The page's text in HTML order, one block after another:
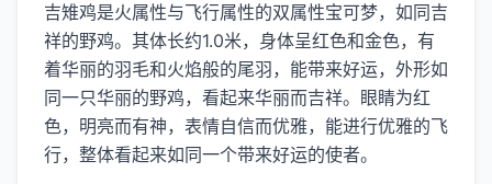
吉雉鸡是火属性与飞行属性的双属性宝可梦，如同吉
祥的野鸡。其体长约1.0米，身体呈红色和金色，有
着华丽的羽毛和火焰般的尾羽，能带来好运，外形如
同一只华丽的野鸡，看起来华丽而吉祥。眼睛为红
色，明亮而有神，表情自信而优雅，能进行优雅的飞
行，整体看起来如同一个带来好运的使者。